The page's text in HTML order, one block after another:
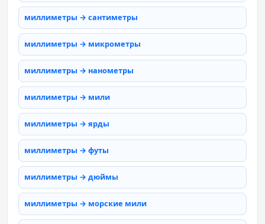
миллиметры → сантиметры
миллиметры → микрометры
миллиметры → нанометры
миллиметры → мили
миллиметры → ярды
миллиметры → футы
миллиметры → дюймы
миллиметры → морские мили